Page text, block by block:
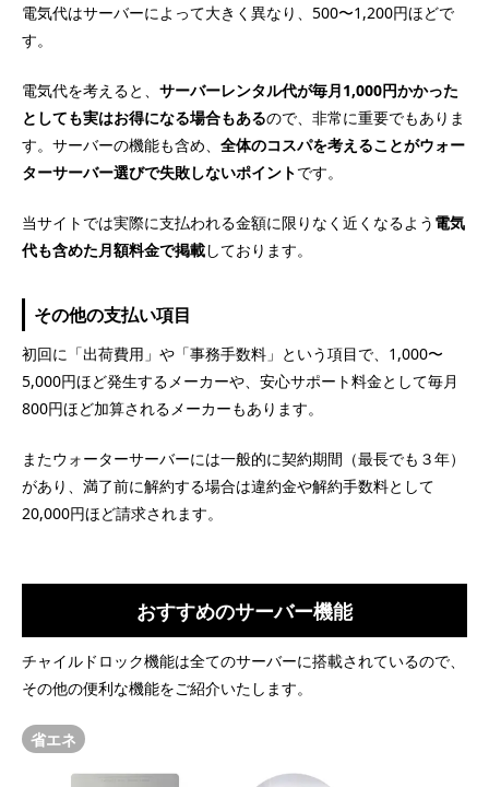
電気代はサーバーによって大きく異なり、500〜1,200円ほどで
す。
電気代を考えると、 サーバーレンタル代が毎月1,000円かかった
としても実はお得になる場合もあるので、非常に重要でもありま
す。サーバーの機能も含め、 全体のコスパを考えることがウォー
ターサーバー選びで失敗しないポイントです。
当サイトでは実際に支払われる金額に限りなく近くなるよう 電気
代も含めた月額料金で掲載しております。
その他の支払い項目
初回に「出荷費用」や「事務手数料」という項目で、1,000〜
5,000円ほど発生するメーカーや、安心サポート料金として毎月
800円ほど加算されるメーカーもあります。
またウォーターサーバーには一般的に契約期間（最長でも３年）
があり、満了前に解約する場合は違約金や解約手数料として
20,000円ほど請求されます。
おすすめのサーバー機能
チャイルドロック機能は全てのサーバーに搭載されているので、
その他の便利な機能をご紹介いたします。
省エネ